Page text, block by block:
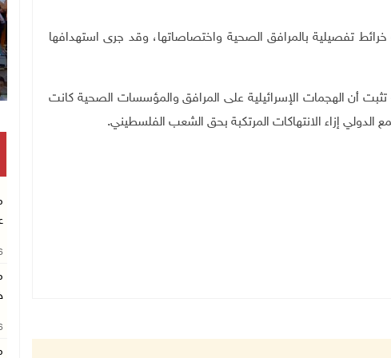
خرائط تفصيلية بالمرافق الصحية واختصاصاتها، وقد جرى استهدافها
تثبت أن الهجمات الإسرائيلية على المرافق والمؤسسات الصحية كانت
إزاء الانتهاكات المرتكبة بحق الشعب الفلسطيني.